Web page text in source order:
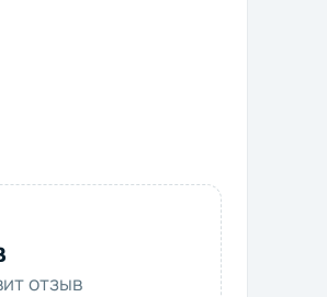
отзыв